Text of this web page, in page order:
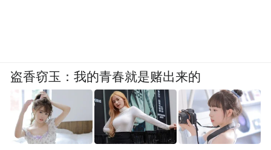
盗香窃玉：我的青春就是赌出来的